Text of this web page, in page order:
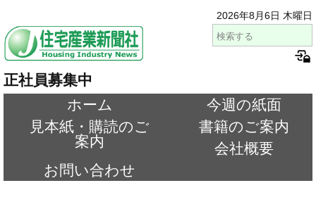
2026年8月6日 木曜日
正社員募集中
ホーム
今週の紙面
見本紙・購読のご
案内
書籍のご案内
会社概要
お問い合わせ